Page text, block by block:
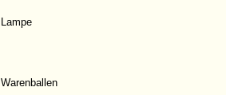
Lampe
Warenballen